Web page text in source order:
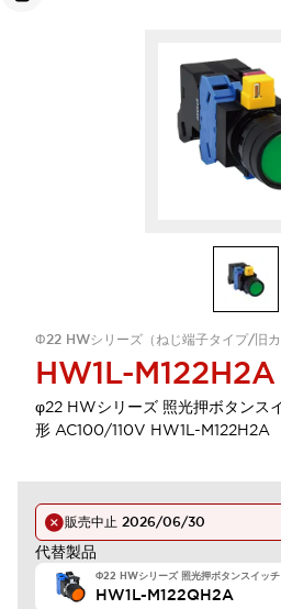
Φ22 HWシリーズ（ねじ端子タイプ/旧カ
HW1L-M122H2A
φ22 HWシリーズ 照光押ボタンス
形 AC100/110V HW1L-M122H2A
販売中止 2026/06/30
代替製品
Φ22 HWシリーズ 照光押ボタンスイッ
HW1L-M122QH2A